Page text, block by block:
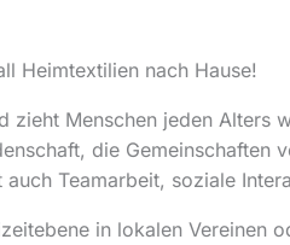
Heimtextilien nach Hause!
zieht Menschen jeden Alters
die Gemeinschaften
Teamarbeit, soziale
in lokalen Vereinen